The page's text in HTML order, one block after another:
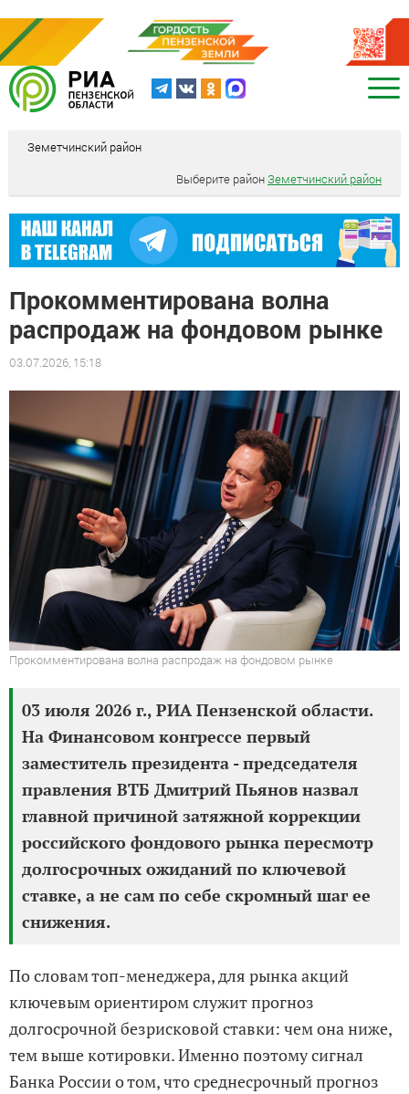
Земетчинский район
Выберите районЗеметчинский район
Прокомментирована волна
распродаж на фондовом рынке
03.07.2026, 15:18
Прокомментирована волна распродаж на фондовом рынке
03 июля 2026 г., РИА Пензенской области.
На Финансовом конгрессе первый
заместитель президента - председателя
правления ВТБ Дмитрий Пьянов назвал
главной причиной затяжной коррекции
российского фондового рынка пересмотр
долгосрочных ожиданий по ключевой
ставке, а не сам по себе скромный шаг ее
снижения.
По словам топ-менеджера, для рынка акций
ключевым ориентиром служит прогноз
долгосрочной безрисковой ставки: чем она ниже,
тем выше котировки. Именно поэтому сигнал
Банка России о том, что среднесрочный прогноз